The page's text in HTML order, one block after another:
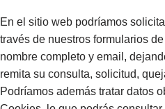
En el sitio web podríamos
través de nuestros formularios
nombre completo y email,
remita su consulta, solicitud,
Podríamos además tratar datos